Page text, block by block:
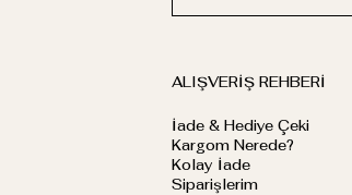
ALIŞVERİŞ REHBERİ
İade & Hediye Çeki
Kargom Nerede?
Kolay İade
Siparişlerim